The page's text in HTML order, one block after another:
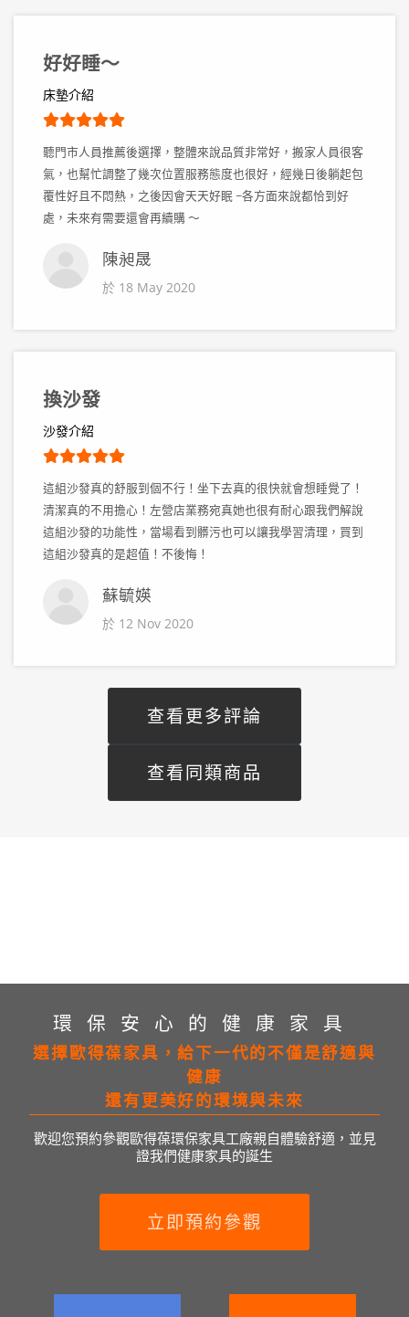
好好睡～
床墊介紹
聽門市人員推薦後選擇，整體來說品質非常好，搬家人員很客
氣，也幫忙調整了幾次位置服務態度也很好，經幾日後躺起包
覆性好且不悶熱，之後因會天天好眠 ~各方面來說都恰到好
處，未來有需要還會再續購 ～
陳昶晟
於 18 May 2020
換沙發
沙發介紹
這組沙發真的舒服到個不行！坐下去真的很快就會想睡覺了！
清潔真的不用擔心！左營店業務宛真她也很有耐心跟我們解說
這組沙發的功能性，當場看到髒污也可以讓我學習清理，買到
這組沙發真的是超值！不後悔！
蘇毓媖
於 12 Nov 2020
查看更多評論
查看同類商品
環保安心的健康家具
選擇歐得葆家具，給下一代的不僅是舒適與
健康
還有更美好的環境與未來
歡迎您預約參觀歐得葆環保家具工廠親自體驗舒適，並見
證我們健康家具的誕生
立即預約參觀